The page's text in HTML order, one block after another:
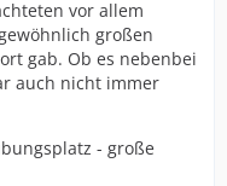
vor allem
großen
gab. Ob es nebenbei
auch nicht immer
- große